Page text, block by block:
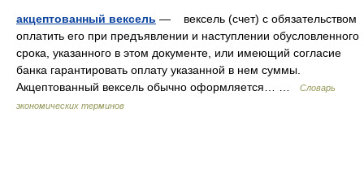
акцептованный вексель — вексель (счет) с обязательством
оплатить его при предъявлении и наступлении обусловленного
срока, указанного в этом документе, или имеющий согласие
банка гарантировать оплату указанной в нем суммы.
Акцептованный вексель обычно оформляется… …
Словарь
экономических терминов